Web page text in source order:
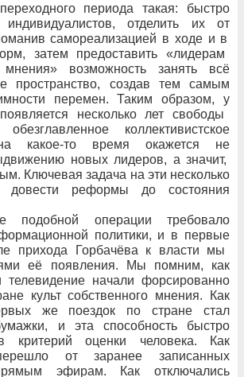
периода такая: быстро
индивидуалистов, отделить их
от
самореализацией в ходе и в
затем предоставить «лидерам
мнения» возможность занять всё
пространство, создав тем
самым
перемен. Таким образом, у
несколько лет свободы
обезглавленное коллективистское
какое-то время окажется
не
новых лидеров, а значит,
Ключевая задача на эти несколько
довести реформы до
состояния
подобной операции требовало
политики, и в первые
прихода Горбачёва к
власти мы
её появления. Мы помним, как
телевидение начали форсированно
культ собственного мнения. Как
же поездок по
стране стал
и эта
способность быстро
критерий оценки человека. Как
от
заранее записанных
эфирам. Как отключались